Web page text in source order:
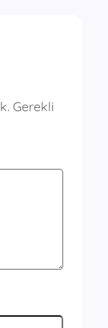
Gerekli